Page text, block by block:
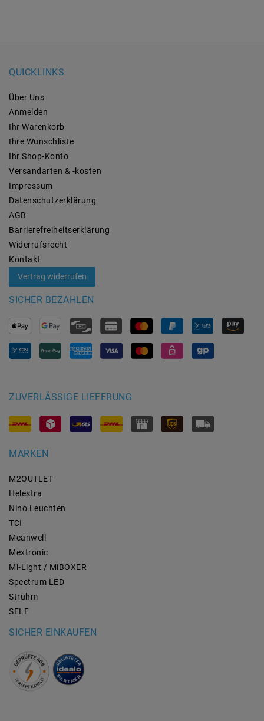
QUICKLINKS
Über Uns
Anmelden
Ihr Warenkorb
Ihre Wunschliste
Ihr Shop-Konto
Versandarten & -kosten
Impressum
Daten­schutz­erklärung
AGB
Barrierefreiheitserklärung
Widerrufs­recht
Kontakt
Vertrag widerrufen
SICHER BEZAHLEN
ZUVERLÄSSIGE LIEFERUNG
MARKEN
M2OUTLET
Helestra
Nino Leuchten
TCI
Meanwell
Mextronic
Mi-Light / MiBOXER
Spectrum LED
Strühm
SELF
SICHER EINKAUFEN